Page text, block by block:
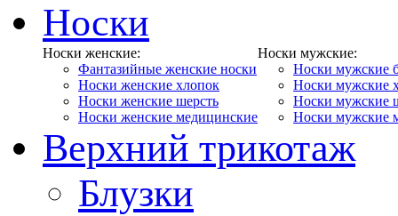
Носки
Носки женские:
Фантазийные женские носки
Носки женские хлопок
Носки женские шерсть
Носки женские медицинские
Носки мужские:
Носки мужские
Носки мужские
Носки мужские
Носки мужские
Верхний трикотаж
Блузки